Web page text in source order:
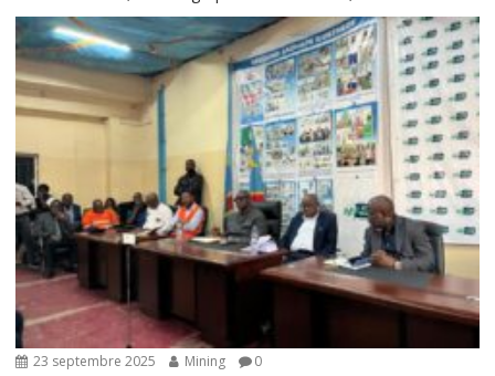
23 septembre 2025 Mining 0